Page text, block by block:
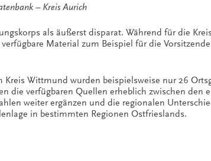
– Kreis Aurich
als äußerst disparat. Während für die
Material zum Beispiel für die
Wittmund wurden beispielsweise nur 26
die verfügbaren Quellen erheblich zwischen den
weiter ergänzen und die regionalen
in bestimmten Regionen Ostfrieslands.